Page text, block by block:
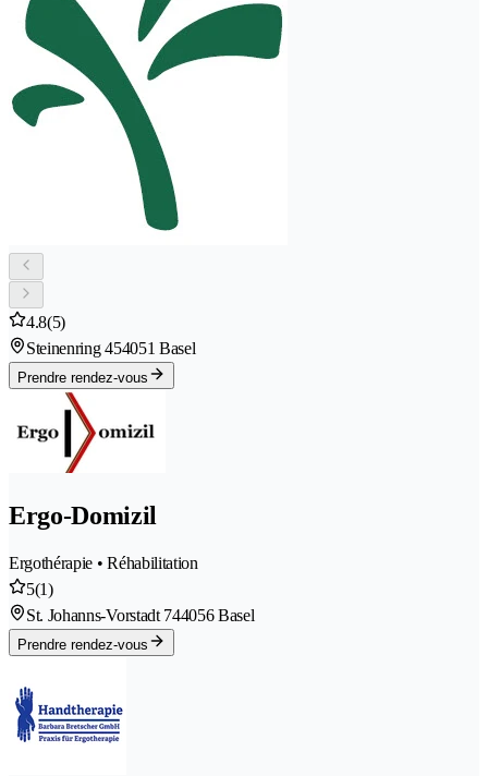
4.8(5)
Steinenring 454051 Basel
Prendre rendez-vous
Ergo-Domizil
Ergothérapie • Réhabilitation
5(1)
St. Johanns-Vorstadt 744056 Basel
Prendre rendez-vous